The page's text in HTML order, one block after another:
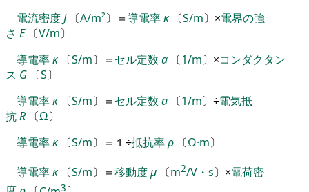
電流密度J〔A/m²〕 ＝導電率κ 〔S/m〕 ×電界の強
さ E〔V/m〕
導電率κ 〔S/m〕 ＝ セル定数 a 〔1/m〕 ×コンダクタン
ス G 〔S〕
導電率κ 〔S/m〕 ＝ セル定数 a 〔1/m〕 ÷電気抵
抗R 〔Ω〕
導電率κ 〔S/m〕 ＝ １÷抵抗率ρ 〔Ω·m〕
導電率κ 〔S/m〕 ＝移動度μ 〔m2/V・s〕 ×電荷密
3